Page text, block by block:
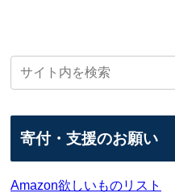
寄付・支援のお願い
Amazon欲しいものリスト